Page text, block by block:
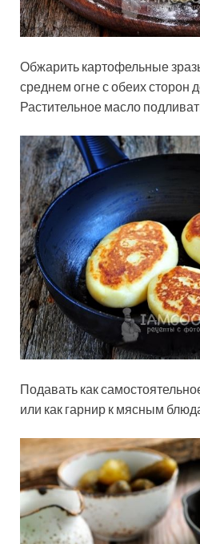
Обжарить картофельные
среднем огне с обеих сторон
Растительное масло
Подавать как
или как гарнир к мясным